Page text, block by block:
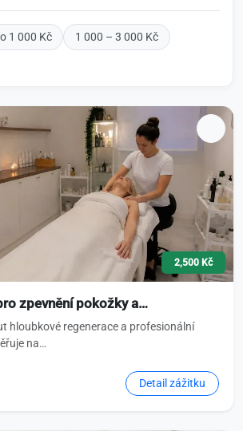
1 000 Kč 1 000 – 3 000 Kč
2,500 Kč
zpevnění pokožky a…
hloubkové regenerace a profesionální
na…
Detail zážitku